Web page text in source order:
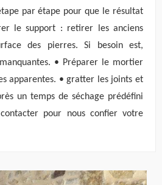
par étape pour que le résultat
le support : retirer les anciens
des pierres. Si besoin est,
• Préparer le mortier
apparentes. • gratter les joints et
un temps de séchage prédéfini
pour nous confier votre